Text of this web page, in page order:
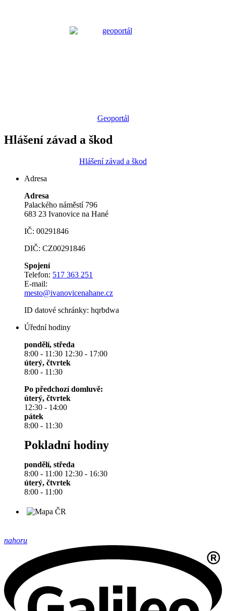
Geoportál
Hlášení závad a škod
Hlášení závad a škod
Adresa
Adresa
Palackého náměstí 796
683 23 Ivanovice na Hané
IČ: 00291846
DIČ: CZ00291846
Spojení
Telefon: 517 363 251
E-mail:
mesto@ivanovicenahane.cz
ID datové schránky: hqrbdwa
Úřední hodiny
pondělí, středa
8:00 - 11:30 12:30 - 17:00
úterý, čtvrtek
8:00 - 11:30
Po předchozí domluvě:
úterý, čtvrtek
12:30 - 14:00
pátek
8:00 - 11:30
Pokladní hodiny
pondělí, středa
8:00 - 11:00 12:30 - 16:30
úterý, čtvrtek
8:00 - 11:00
nahoru